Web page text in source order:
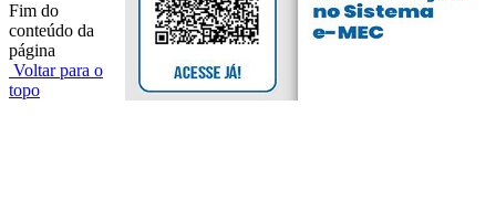
Fim do
conteúdo da
página
Voltar para o
topo